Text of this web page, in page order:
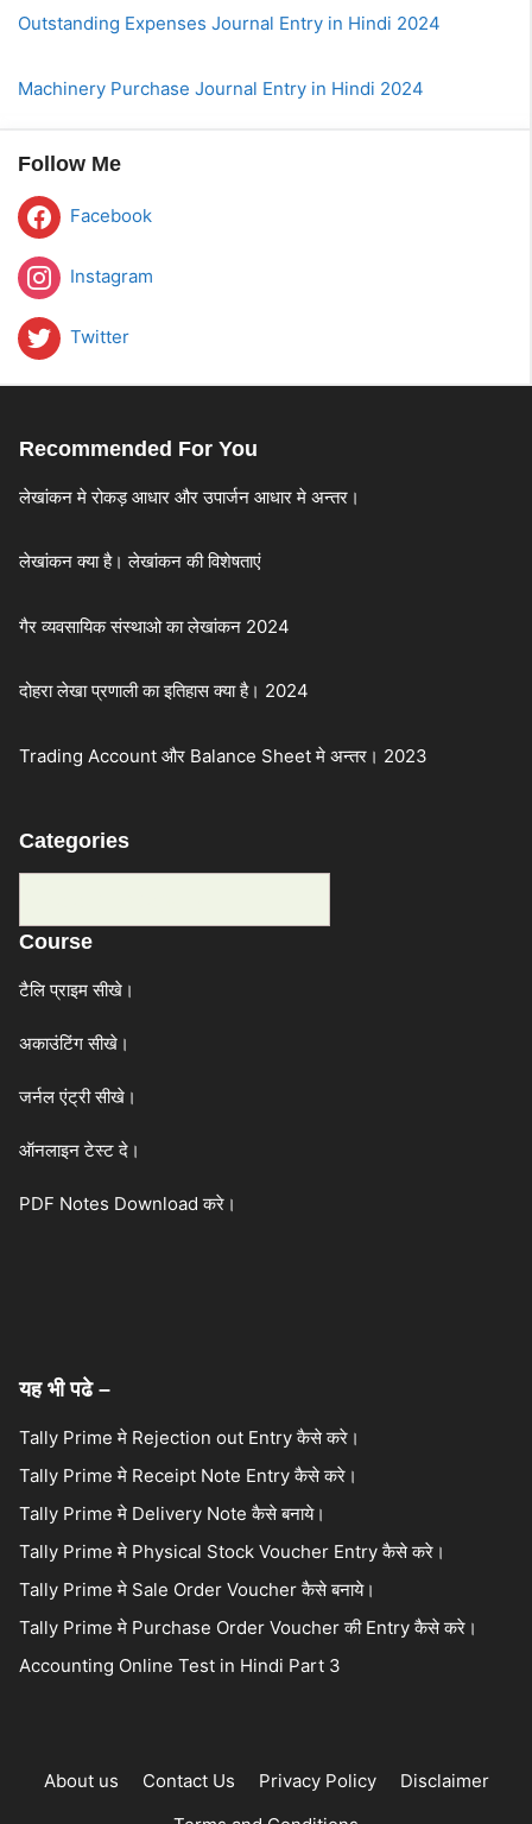
Outstanding Expenses Journal Entry in Hindi 2024
Machinery Purchase Journal Entry in Hindi 2024
Follow Me
Facebook
Instagram
Twitter
Recommended For You
लेखांकन मे रोकड़ आधार और उपार्जन आधार मे अन्तर।
लेखांकन क्या है। लेखांकन की विशेषताएं
गैर व्यवसायिक संस्थाओ का लेखांकन 2024
दोहरा लेखा प्रणाली का इतिहास क्या है। 2024
Trading Account और Balance Sheet मे अन्तर। 2023
Categories
Course
टैलि प्राइम सीखे।
अकाउंटिंग सीखे।
जर्नल एंट्री सीखे।
ऑनलाइन टेस्ट दे।
PDF Notes Download करे।
यह भी पढे –
Tally Prime मे Rejection out Entry कैसे करे।
Tally Prime मे Receipt Note Entry कैसे करे।
Tally Prime मे Delivery Note कैसे बनाये।
Tally Prime मे Physical Stock Voucher Entry कैसे करे।
Tally Prime मे Sale Order Voucher कैसे बनाये।
Tally Prime मे Purchase Order Voucher की Entry कैसे करे।
Accounting Online Test in Hindi Part 3
About us Contact Us Privacy Policy
Disclaimer